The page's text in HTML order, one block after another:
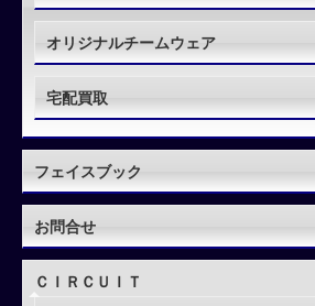
オリジナルチームウェア
宅配買取
フェイスブック
お問合せ
ＣＩＲＣＵＩＴ